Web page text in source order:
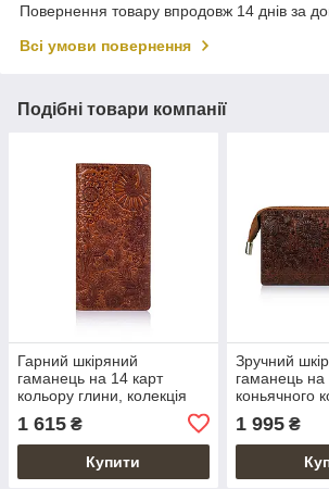
Повернення товару впродовж 14 днів за
Всі умови повернення
Подібні товари компанії
Гарний шкіряний
гаманець на 14 карт
кольору глини, колекція
1 615 ₴
Купити
Зручний
гаманець на
коньячного
1 995₴